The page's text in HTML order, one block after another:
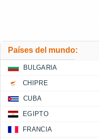
Países del mundo:
BULGARIA
CHIPRE
CUBA
EGIPTO
FRANCIA